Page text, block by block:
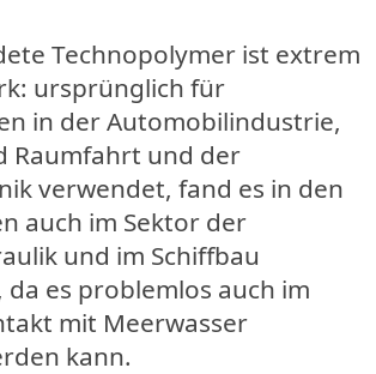
Technopolymer ist extrem
ursprünglich für
in der Automobilindustrie,
Raumfahrt und der
verwendet, fand es in den
auch im Sektor der
und im Schiffbau
es problemlos auch im
mit Meerwasser
kann.